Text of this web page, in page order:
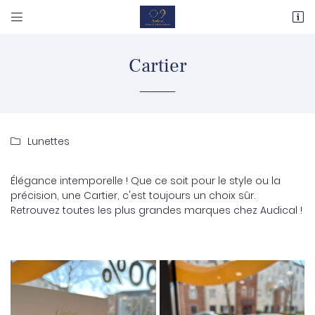
 
117 Avenue Joseph Kessel
 Adresse email de réception
Rafraîchir le captcha
Cartier
 Lunettes
Élégance intemporelle ! Que ce soit pour le style ou la
précision, une Cartier, c'est toujours un choix sûr.
Retrouvez toutes les plus grandes marques chez Audical !